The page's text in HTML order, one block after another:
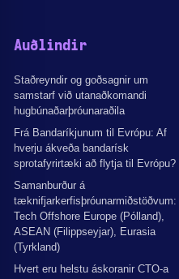
Auðlindir
Staðreyndir og goðsagnir um
samstarf við utanaðkomandi
hugbúnaðarþróunaraðila
Frá Bandaríkjunum til Evrópu: Af
hverju ákveða bandarísk
sprotafyrirtæki að flytja til Evrópu?
Samanburður á
tæknifjarkerfisþróunarmiðstöðvum:
Tech Offshore Europe (Pólland),
ASEAN (Filippseyjar), Eurasia
(Tyrkland)
Hvert eru helstu áskoranir CTO-a